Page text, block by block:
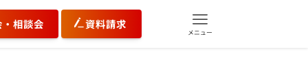
相談会 資料請求
メニュー